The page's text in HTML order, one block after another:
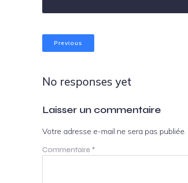
Previous
No responses yet
Laisser un commentaire
Votre adresse e-mail ne sera pas publiée.
Commentaire *